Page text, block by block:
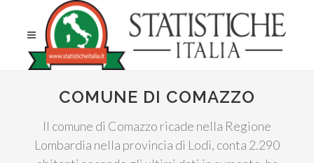
COMUNE DI COMAZZO
Il comune di Comazzo ricade nella Regione
Lombardia nella provincia di Lodi, conta 2.290